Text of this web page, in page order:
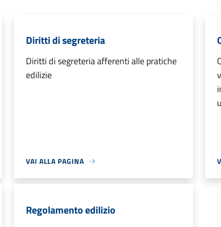
Diritti di segreteria
Diritti di segreteria afferenti alle pratiche
edilizie
VAI ALLA PAGINA
Regolamento edilizio